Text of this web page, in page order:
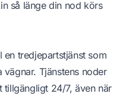
så länge din nod körs
tredjepartstjänst som
Tjänstens noder
tillgängligt 24/7, även när